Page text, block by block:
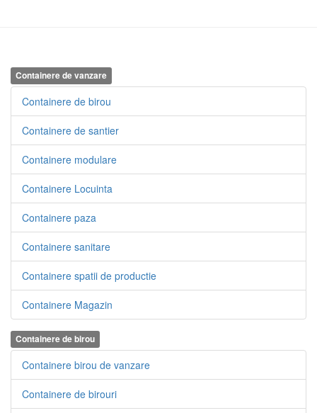
Containere de vanzare
Containere de birou
Containere de santier
Containere modulare
Containere Locuinta
Containere paza
Containere sanitare
Containere spatii de productie
Containere Magazin
Containere de birou
Containere birou de vanzare
Containere de birouri